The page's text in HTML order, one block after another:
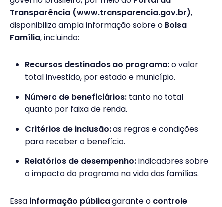
Transparência (www.transparencia.gov.br),
disponibiliza ampla informação sobre o Bolsa
Família, incluindo:
Recursos destinados ao programa:o valor
total investido, por estado e município.
Número de beneficiários: tanto no total
quanto por faixa de renda.
Critérios de inclusão:as regras e condições
para receber o benefício.
Relatórios de desempenho:indicadores sobre
o impacto do programa na vida das famílias.
Essa informação públicagarante o controle